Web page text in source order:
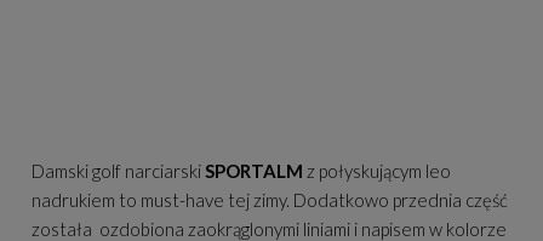
Damski golf narciarskiSPORTALM z połyskującym leo
nadrukiem to must-have tej zimy. Dodatkowo przednia część
została ozdobiona zaokrąglonymi liniami i napisem w kolorze